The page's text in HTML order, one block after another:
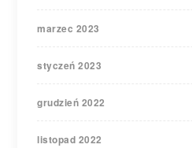
marzec 2023
styczeń 2023
grudzień 2022
listopad 2022